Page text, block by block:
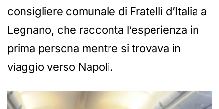
consigliere comunale di Fratelli d’Italia a
Legnano, che racconta l’esperienza in
prima persona mentre si trovava in
viaggio verso Napoli.